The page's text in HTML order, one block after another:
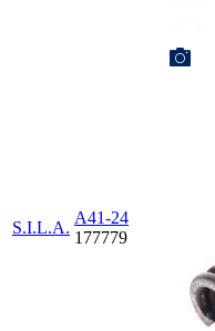
S.I.L.A.
А41-24
177779